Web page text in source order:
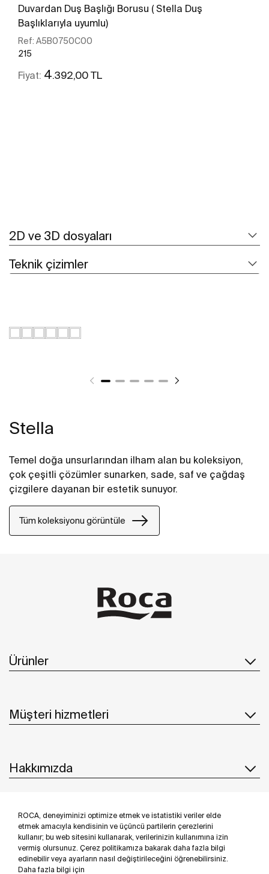
ROCA, deneyiminizi optimize etmek ve istatistiki veriler elde
etmek amacıyla kendisinin ve üçüncü partilerin çerezlerini
kullanır; bu web sitesini kullanarak, verilerinizin kullanımına izin
vermiş olursunuz. Çerez politikamıza bakarak daha fazla bilgi
edinebilir veya ayarların nasıl değiştirileceğini öğrenebilirsiniz.
Daha fazla bilgi için
Duvardan Duş Başlığı Borusu ( Stella Duş
Başlıklarıyla uyumlu)
Ref: A5B0750C00
215
Fiyat: 4.392,00 TL
2D ve 3D dosyaları
Teknik çizimler
Stella
Temel doğa unsurlarından ilham alan bu koleksiyon,
çok çeşitli çözümler sunarken, sade, saf ve çağdaş
çizgilere dayanan bir estetik sunuyor.
Tüm koleksiyonu görüntüle
Ürünler
Müşteri hizmetleri
Hakkımızda
İlham & Fikirler
Bizi takip edin